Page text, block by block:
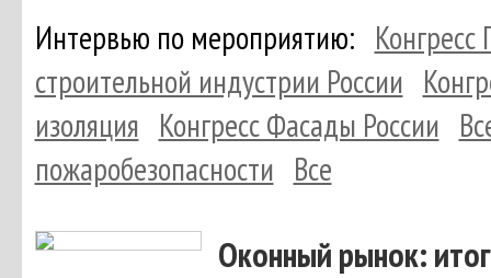
Интервью по мероприятию:
строительной индустрии России
изоляция Конгресс Фасады России
пожаробезопасности Все
Оконный рынок: